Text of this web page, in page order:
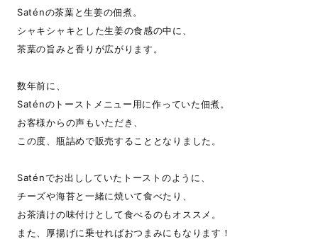
Saténの茶葉と生姜の佃煮。
シャキシャキとした生姜の食感の中に、
茶葉の旨みと香りが広がります。
数年前に、
Saténのトーストメニュー用に作っていた佃煮。
お客様からの声もいただき、
この度、瓶詰めで販売することとなりました。
Saténでお出ししていたトーストのように、
チーズや海苔と一緒に焼いて食べたり、
お茶漬けの味付けとして食べるのもオススメ。
また、厚揚げに乗せればおつまみにもなります！